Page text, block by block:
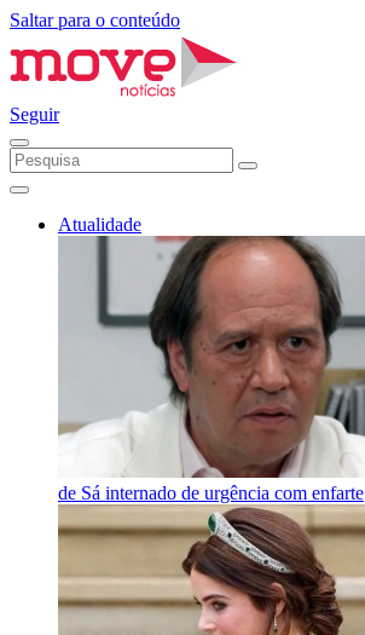
Saltar para o conteúdo
Seguir
Atualidade
de Sá internado de urgência com enfarte